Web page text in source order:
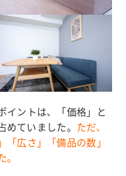
イントは、「価格」と
めていました。 ただ、
広さ」「備品の数」